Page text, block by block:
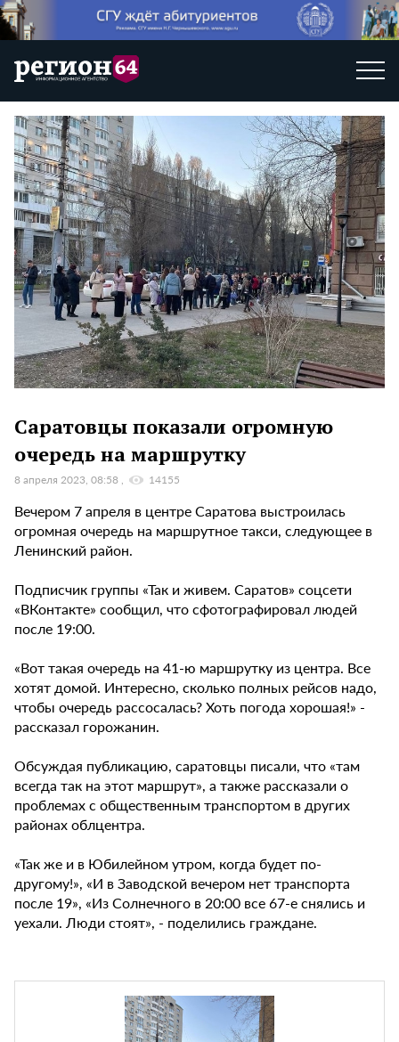
Саратовцы показали огромную
очередь на маршрутку
8 апреля 2023, 08:58 14155
Вечером 7 апреля в центре Саратова выстроилась
огромная очередь на маршрутное такси, следующее в
Ленинский район.
Подписчик группы «Так и живем. Саратов» соцсети
«ВКонтакте» сообщил, что сфотографировал людей
после 19:00.
«Вот такая очередь на 41-ю маршрутку из центра. Все
хотят домой. Интересно, сколько полных рейсов надо,
чтобы очередь рассосалась? Хоть погода хорошая!» -
рассказал горожанин.
Обсуждая публикацию, саратовцы писали, что «там
всегда так на этот маршрут», а также рассказали о
проблемах с общественным транспортом в других
районах облцентра.
«Так же и в Юбилейном утром, когда будет по-
другому!», «И в Заводской вечером нет транспорта
после 19», «Из Солнечного в 20:00 все 67-е снялись и
уехали. Люди стоят», - поделились граждане.